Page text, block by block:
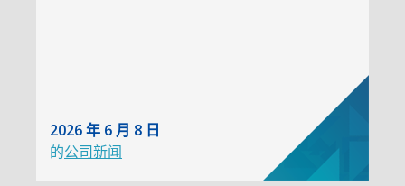
2026 年 6 月 8 日
的公司新闻